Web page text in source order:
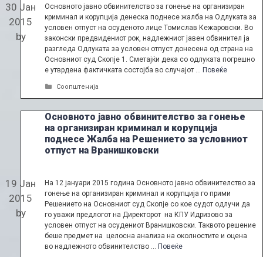
30 Јан
2015
by
Основното јавно обвинителство за гонење на организиран
криминал и корупција денеска поднесе жалба на Одлуката за
условен отпуст на осуденото лице Томислав Кежаровски. Во
законски предвидениот рок, надлежниот јавен обвинител ја
разгледа Одлуката за условен отпуст донесена од страна на
Основниот суд Скопје 1. Сметајќи дека со одлуката погрешно
е утврдена фактичката состојба во случајот … Повеќе
Categories
Соопштенија
Основното јавно обвинителство за гонење
на организиран криминал и корупција
поднесе Жалба на Решението за условниот
отпуст на Вранишковски
19 Јан
2015
by
На 12 јануари 2015 година Основното јавно обвинителство за
гонење на организиран криминал и корупција го прими
Решението на Основниот суд Скопје со кое судот одлучи да
го уважи предлогот на Директорот на КПУ Идризово за
условен отпуст на осудениот Вранишковски. Таквото решение
беше предмет на целосна анализа на околностите и оцена
во надлежното обвинителство … Повеќе